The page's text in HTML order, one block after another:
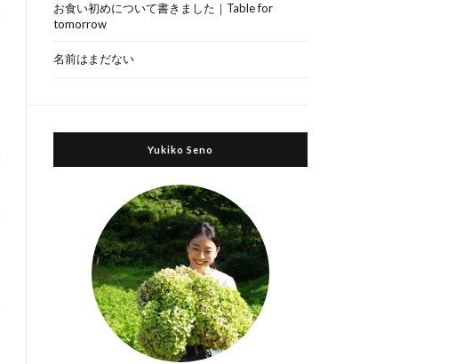
お食い初めについて書きました｜Table for
tomorrow
名前はまだない
Yukiko Seno